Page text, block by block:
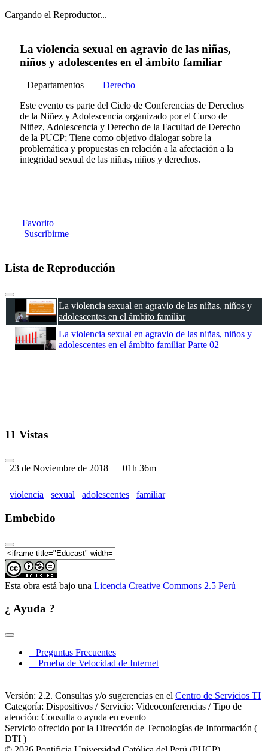
Cargando el Reproductor...
La violencia sexual en agravio de las niñas,
niños y adolescentes en el ámbito familiar
Departamentos
Derecho
Este evento es parte del Ciclo de Conferencias de Derechos
de la Niñez y Adolescencia organizado por el Curso de
Niñez, Adolescencia y Derecho de la Facultad de Derecho
de la PUCP; Tiene como objetivo dialogar sobre la
problemática y propuestas en relación a la afectación a la
integridad sexual de las niñas, niños y derechos.
Favorito
Suscribirme
Lista de Reproducción
La violencia sexual en agravio de las niñas, niños y
adolescentes en el ámbito familiar
La violencia sexual en agravio de las niñas, niños y
adolescentes en el ámbito familiar Parte 02
11 Vistas
23 de Noviembre de 2018 01h 36m
violencia sexual adolescentes familiar
Embebido
Esta obra está bajo una Licencia Creative Commons 2.5 Perú
¿ Ayuda ?
Preguntas Frecuentes
Prueba de Velocidad de Internet
Versión: 2.2. Consultas y/o sugerencias en el Centro de Servicios TI
Categoría: Dispositivos / Servicio: Videoconferencias / Tipo de
atención: Consulta o ayuda en evento
Servicio ofrecido por la Dirección de Tecnologías de Información (
DTI )